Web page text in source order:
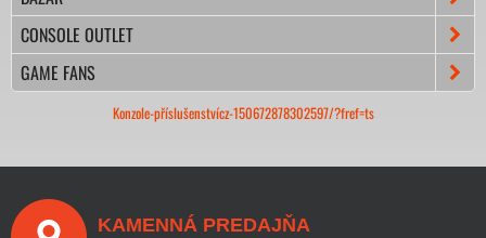
CONSOLE OUTLET
GAME FANS
Konzole-příslušenstvícz-150672878302597/?fref=ts
KAMENNÁ PREDAJŇA